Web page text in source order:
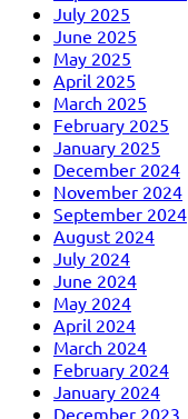
July 2025
June 2025
May 2025
April 2025
March 2025
February 2025
January 2025
December 2024
November 2024
September 2024
August 2024
July 2024
June 2024
May 2024
April 2024
March 2024
February 2024
January 2024
December 2023